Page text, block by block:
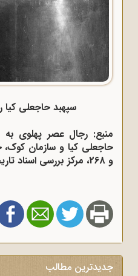
سپهبد حاجعلی
منبع: رجال عصر پهلوی به
و 268، مرکز بررسی اسناد تاریخی، چاپ اول، سال 1396.
جدیدترین مطالب